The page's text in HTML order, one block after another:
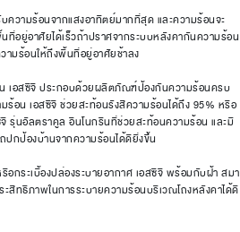
ความร้อนจากแสงอาทิตย์มากที่สุด และความร้อนจะ
ที่อยู่อาศัยได้เร็วถ้าปราศจากระบบหลังคากันความร้อน
ามร้อนให้ถึงพื้นที่อยู่อาศัยช้าลง
เอสซีจี ประกอบด้วยผลิตภัณฑ์ป้องกันความร้อนครบ
ร้อน เอสซีจี ช่วยสะท้อนรังสีความร้อนได้ถึง 95% หรือ
รุ่นอัลตราคูล อินโนกรีนที่ช่วยสะท้อนความร้อน และมี
กป้องบ้านจากความร้อนได้ดียิ่งขึ้น
อกระเบื้องปล่องระบายอากาศ เอสซีจี พร้อมกับฝ้า สมา
สิทธิภาพในการระบายความร้อนบริเวณโถงหลังคาได้ดี